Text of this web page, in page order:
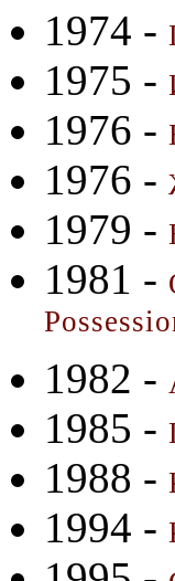
1974 -
1975 -
1976 -
1976 -
1979 -
1981 -
1982 -
1985 -
1988 -
1994 -